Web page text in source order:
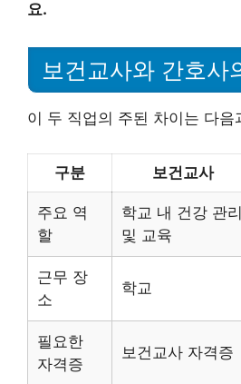
요.
보건교사와 간호사
이 두 직업의 주된 차이는 다음
구분 보건교사
주요 역
할
학교 내 건강 관리
및 교육
근무 장
소
학교
필요한
자격증
보건교사 자격증